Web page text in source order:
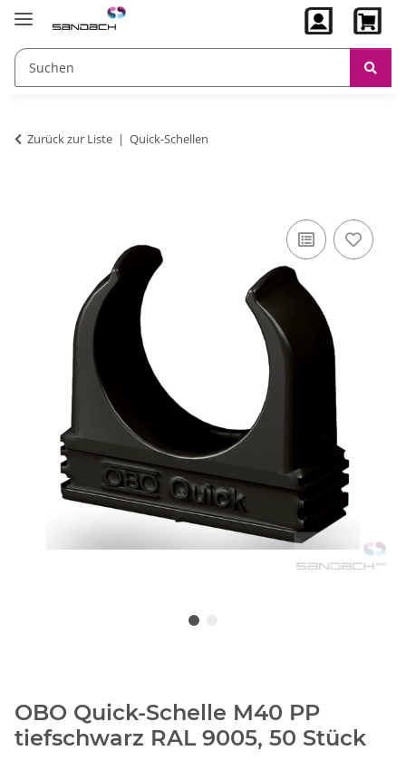
Zurück zur Liste Quick-Schellen
OBO Quick-Schelle M40 PP
tiefschwarz RAL 9005, 50 Stück